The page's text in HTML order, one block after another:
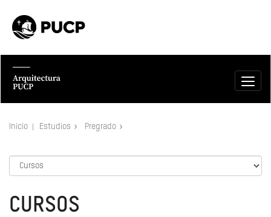
Inicio Estudios Pregrado
CURSOS